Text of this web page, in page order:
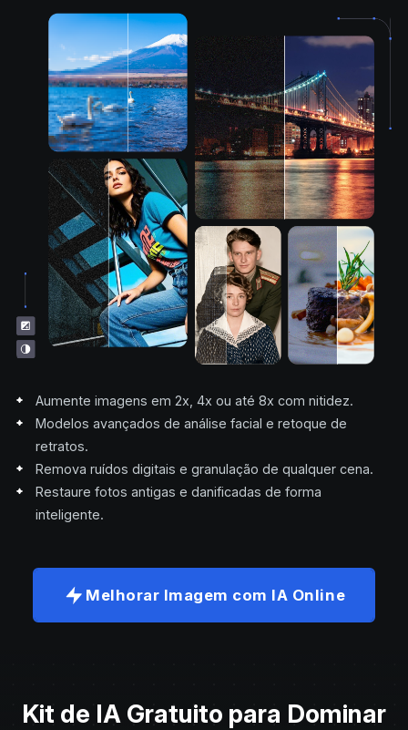
Aumente imagens em 2x, 4x ou até 8x com nitidez.
Modelos avançados de análise facial e retoque de
retratos.
Remova ruídos digitais e granulação de qualquer cena.
Restaure fotos antigas e danificadas de forma
inteligente.
Melhorar Imagem com IA Online
Kit de IA Gratuito para Dominar